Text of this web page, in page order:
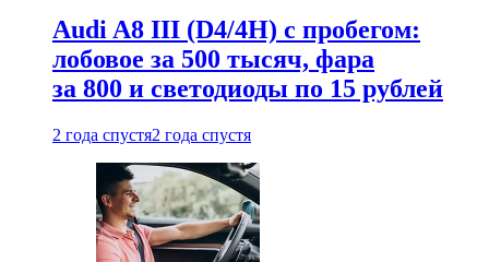
Audi A8 III (D4/4H) c пробегом:
лобовое за 500 тысяч, фара
за 800 и светодиоды по 15 рублей
2 года спустя2 года спустя